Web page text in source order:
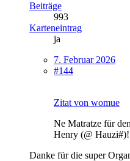
Beiträge
993
Karteneintrag
ja
7. Februar 2026
#144
Zitat von womue
Ne Matratze für
Henry (@ Hauzi#)!
Danke für die super